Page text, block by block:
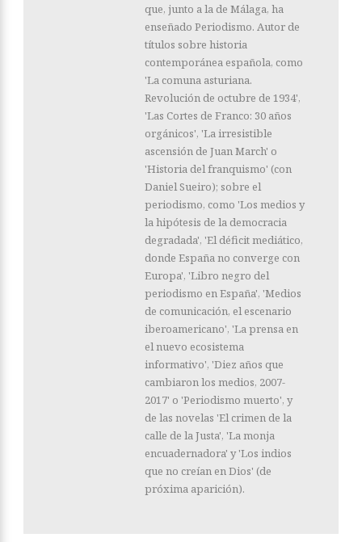
que, junto a la de Málaga, ha
enseñado Periodismo. Autor de
títulos sobre historia
contemporánea española, como
'La comuna asturiana.
Revolución de octubre de 1934',
'Las Cortes de Franco: 30 años
orgánicos', 'La irresistible
ascensión de Juan March' o
'Historia del franquismo' (con
Daniel Sueiro); sobre el
periodismo, como 'Los medios y
la hipótesis de la democracia
degradada', 'El déficit mediático,
donde España no converge con
Europa', 'Libro negro del
periodismo en España', 'Medios
de comunicación, el escenario
iberoamericano', 'La prensa en
el nuevo ecosistema
informativo', 'Diez años que
cambiaron los medios, 2007-
2017' o 'Periodismo muerto', y
de las novelas 'El crimen de la
calle de la Justa', 'La monja
encuadernadora' y 'Los indios
que no creían en Dios' (de
próxima aparición).